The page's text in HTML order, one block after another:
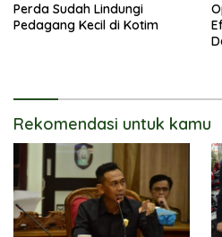
Perda Sudah Lindungi
Pedagang Kecil di Kotim
Rekomendasi untuk kamu